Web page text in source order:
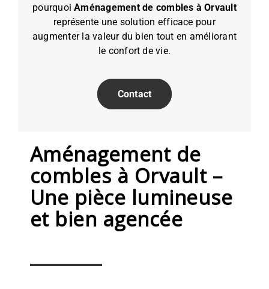
pourquoiAménagement de combles à Orvault
représente une solution efficace pour
augmenter la valeur du bien tout en améliorant
le confort de vie.
Contact
Aménagement de
combles à Orvault –
Une pièce lumineuse
et bien agencée